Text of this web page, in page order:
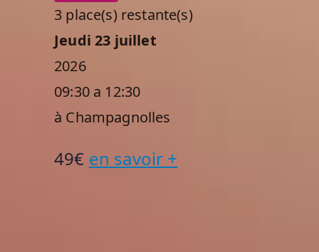
3 place(s) restante(s)
Jeudi 23 juillet
2026
09:30 a 12:30
à Champagnolles
49€ en savoir +